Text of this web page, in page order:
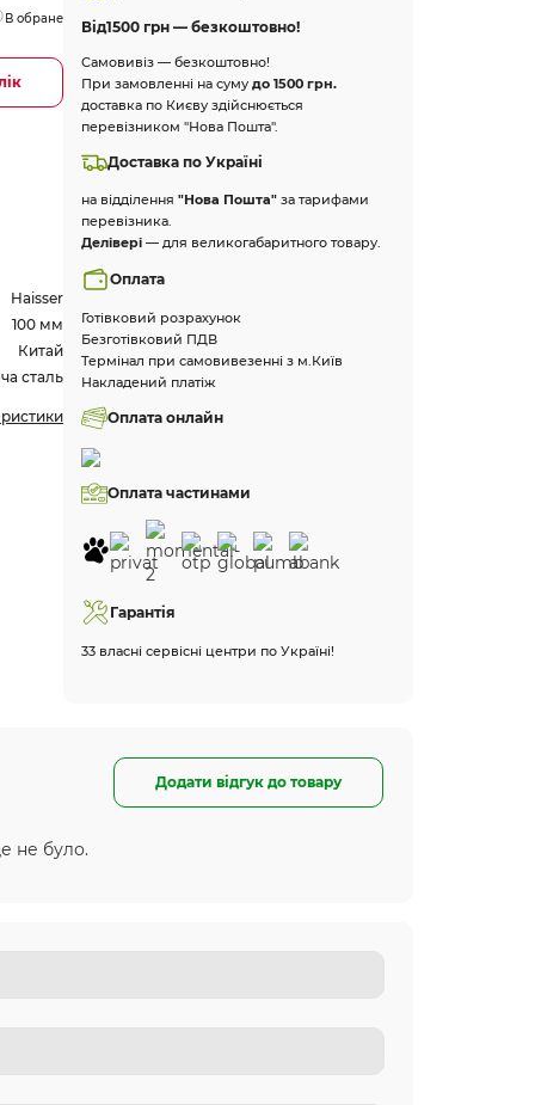
В обране
Haisser
100 мм
Китай
сталь
Від1500 грн — безкоштовно!
Самовивіз — безкоштовно!
При замовленні на сумудо 1500 грн.
доставка по Києву здійснюється
перевізником "Нова Пошта".
Доставка по Україні
на відділення"Нова Пошта"за тарифами
перевізника.
Делівері — для великогабаритного товару.
Оплата
Готівковий розрахунок
Безготівковий ПДВ
Термінал при самовивезенні з м.Київ
Накладений платіж
Оплата онлайн
Оплата частинами
Гарантія
33 власні сервісні центри по Україні!
Додати відгук до товару
не було.